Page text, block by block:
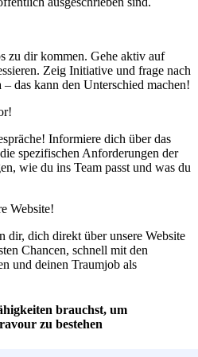
zu dir kommen. Gehe aktiv auf
Zeig Initiative und frage nach
das kann den Unterschied machen!
Informiere dich über das
spezifischen Anforderungen der
wie du ins Team passt und was du
Website!
dir, dich direkt über unsere Website
Chancen, schnell mit den
und deinen Traumjob als
brauchst, um
zu bestehen